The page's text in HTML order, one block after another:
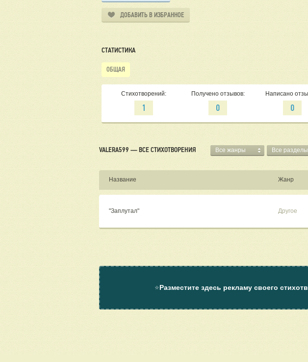
ДОБАВИТЬ В ИЗБРАННОЕ
СТАТИСТИКА
ОБЩАЯ
Стихотворений:
1
Получено отзывов:
0
Написано
0
VALERA599 — ВСЕ СТИХОТВОРЕНИЯ Все жанры Все разделы
Название Жанр
"Заплутал" Другое
⭐Разместите здесь рекламу своего